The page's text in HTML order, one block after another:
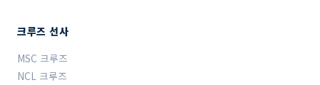
크루즈 선사
MSC 크루즈
NCL 크루즈